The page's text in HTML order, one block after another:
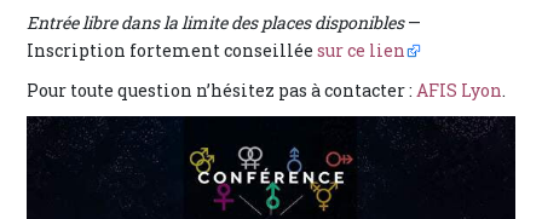
Entrée libre dans la limite des places disponibles—
Inscription fortement conseilléesur ce lien
Pour toute question n’hésitez pas à contacter :AFIS Lyon.